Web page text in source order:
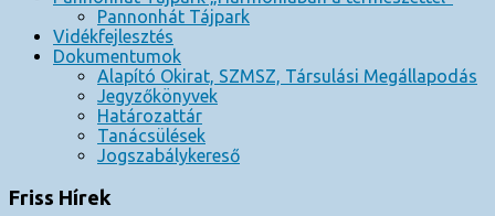
Pannonhát Tájpark
Vidékfejlesztés
Dokumentumok
Alapító Okirat, SZMSZ, Társulási Megállapodás
Jegyzőkönyvek
Határozattár
Tanácsülések
Jogszabálykereső
Friss Hírek